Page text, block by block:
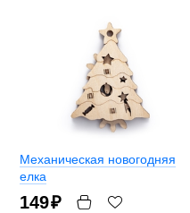
Механическая новогодняя
елка
149₽